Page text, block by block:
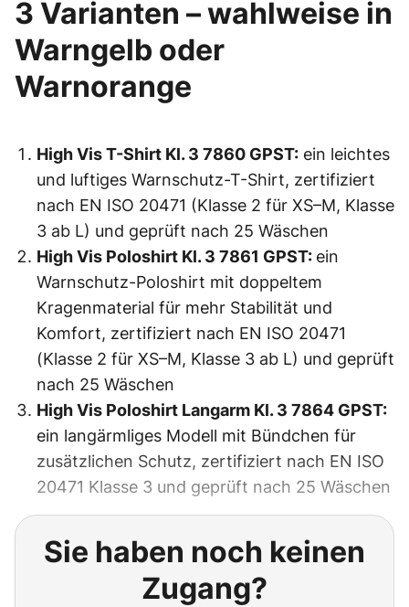
3 Varianten – wahlweise in
Warngelb oder
Warnorange
High Vis T-Shirt Kl. 3 7860 GPST: ein leichtes
und luftiges Warnschutz-T-Shirt, zertifiziert
nach EN ISO 20471 (Klasse 2 für XS–M, Klasse
3 ab L) und geprüft nach 25 Wäschen
High Vis Poloshirt Kl. 3 7861 GPST: ein
Warnschutz-Poloshirt mit doppeltem
Kragenmaterial für mehr Stabilität und
Komfort, zertifiziert nach EN ISO 20471
(Klasse 2 für XS–M, Klasse 3 ab L) und geprüft
nach 25 Wäschen
High Vis Poloshirt Langarm Kl. 3 7864 GPST:
ein langärmliges Modell mit Bündchen für
zusätzlichen Schutz, zertifiziert nach EN ISO
20471 Klasse 3 und geprüft nach 25 Wäschen
Sie haben noch keinen
Zugang?